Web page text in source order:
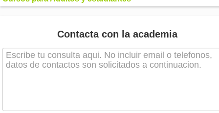
Contacta con la academia